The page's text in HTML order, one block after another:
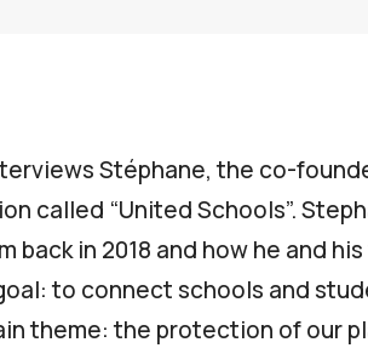
Stéphane, the co-
called “United Schools”.
back in 2018 and how he and
to connect schools and
theme: the protection of our